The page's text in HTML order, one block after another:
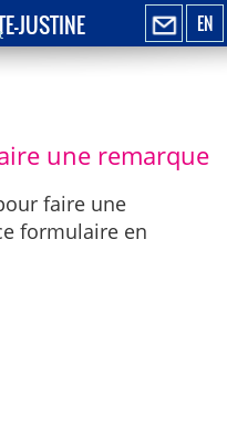
EN
JUSTINE
une remarque
faire une
formulaire en